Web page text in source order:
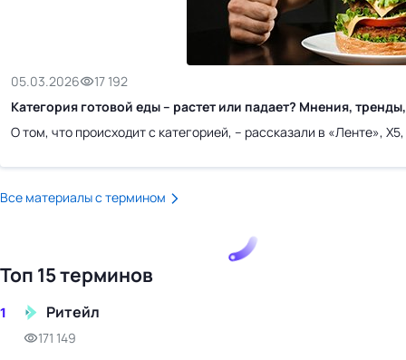
05.03.2026
17 192
Категория готовой еды – растет или падает? Мнения,
О том, что происходит с категорией, – рассказали в «Ленте»,
Все материалы с термином
Топ 15 терминов
1 Ритейл
171 149